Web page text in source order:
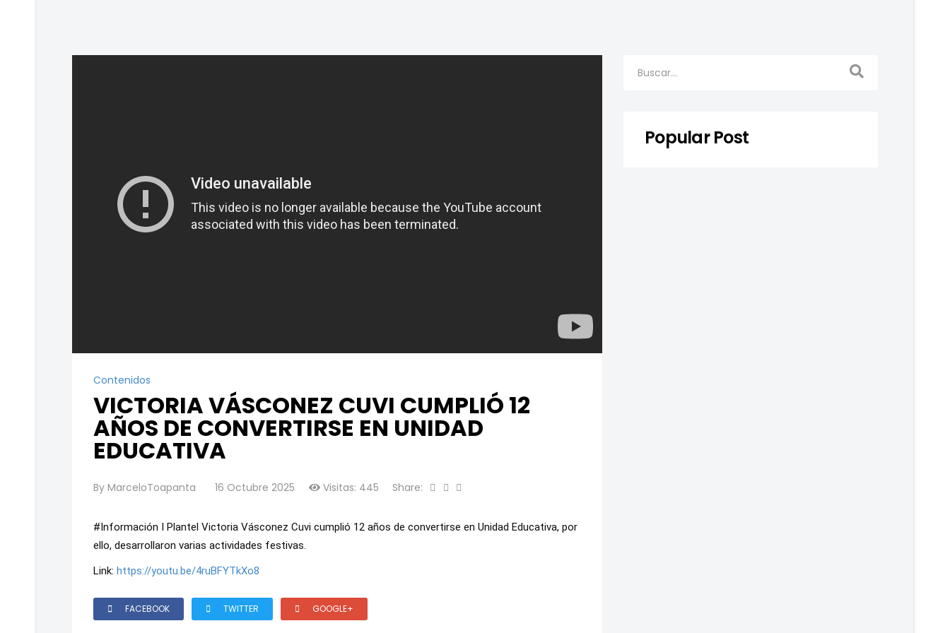
Contenidos
VICTORIA VÁSCONEZ CUVI CUMPLIÓ 12
AÑOS DE CONVERTIRSE EN UNIDAD
EDUCATIVA
By MarceloToapanta 16 Octubre 2025 Visitas: 445 Share:
#Información I Plantel Victoria Vásconez Cuvi cumplió 12 años de convertirse en Unidad Educativa, por
ello, desarrollaron varias actividades festivas.
Link: https://youtu.be/4ruBFYTkXo8
FACEBOOK TWITTER GOOGLE+
Popular Post